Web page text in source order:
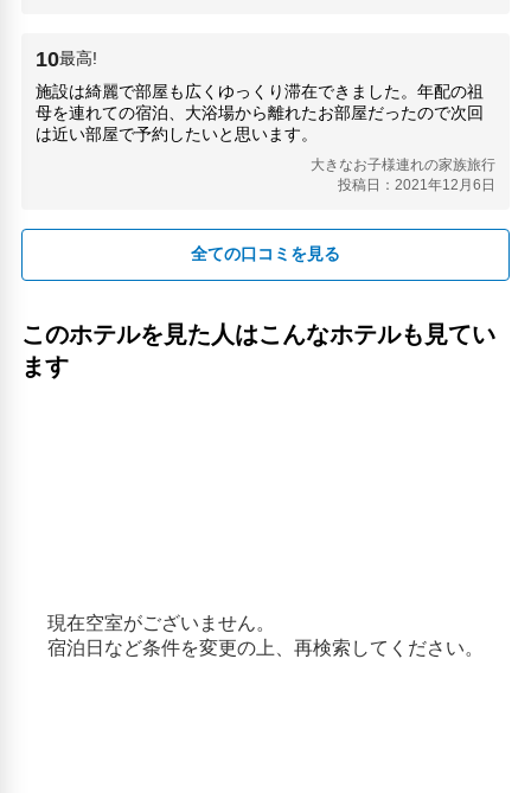
10最高!
施設は綺麗で部屋も広くゆっくり滞在できました。年配の祖
母を連れての宿泊、大浴場から離れたお部屋だったので次回
は近い部屋で予約したいと思います。
大きなお子様連れの家族旅行
投稿日：2021年12月6日
全ての口コミを見る
このホテルを見た人はこんなホテルも見てい
ます